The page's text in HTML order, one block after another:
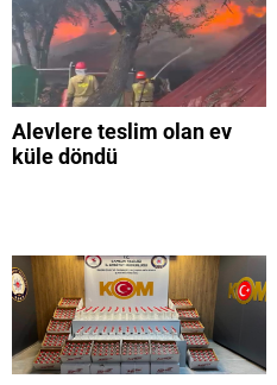
Alevlere teslim olan ev
küle döndü